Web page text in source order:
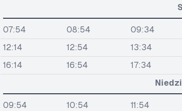
07:54 08:54 09:34
12:14
12:54 13:34
16:14
16:54
17:34
09:54 10:54 11:54